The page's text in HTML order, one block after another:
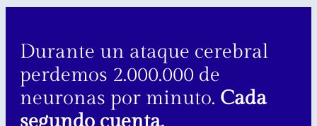
Durante un ataque cerebral
perdemos 2.000.000 de
neuronas por minuto. Cada